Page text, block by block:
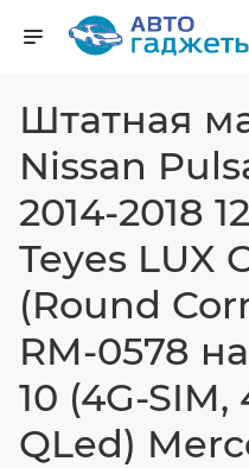
Штатная
Nissan
2014-2018
Teyes LUX
(Round
RM-0578
10 (4G-SIM,
QLed)